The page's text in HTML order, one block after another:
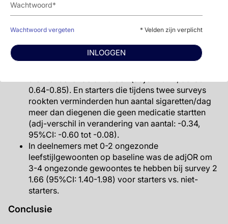
Wachtwoord vergeten * Velden zijn verplicht
INLOGGEN
wekelijksealcoholinname
ten opzichte van niet-
starters (-1.85 g/week, 95%CI: -3.67 tot -0.14).
die medicatie startten hadden een
0.64-0.85). En starters die tijdens twee surveys
rookten verminderden hun aantal sigaretten/dag
meer dan diegenen die geen medicatie startten
(adj-verschil in verandering van aantal: -0.34,
95%CI: -0.60 tot -0.08).
In deelnemers met 0-2 ongezonde
leefstijlgewoonten op baseline was de adjOR om
3-4 ongezonde gewoontes te hebben bij survey 2
1.66 (95%CI: 1.40-1.98) voor starters vs. niet-
starters.
Conclusie